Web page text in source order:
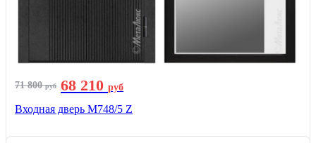
71 800руб 68 210 руб
Входная дверь М748/5 Z